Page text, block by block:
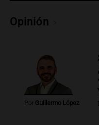
Audio.
Episodios
Audio.
José
compras de
Rosario.
Opinión
Por Guillermo López